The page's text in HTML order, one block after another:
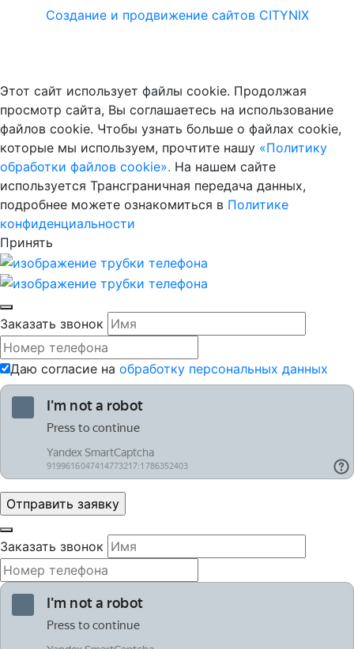
Создание и продвижение сайтов CITYNIX
Этот сайт использует файлы cookie. Продолжая
просмотр сайта, Вы соглашаетесь на использование
файлов cookie. Чтобы узнать больше о файлах cookie,
которые мы используем, прочтите нашу «Политику
обработки файлов cookie». На нашем сайте
используется Трансграничная передача данных,
подробнее можете ознакомиться в Политике
конфиденциальности
Принять
Заказать звонок
Даю согласие на обработку персональных данных
Заказать звонок